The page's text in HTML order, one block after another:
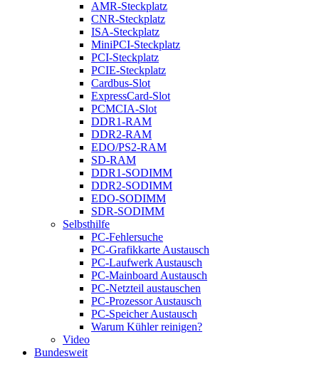
AMR-Steckplatz
CNR-Steckplatz
ISA-Steckplatz
MiniPCI-Steckplatz
PCI-Steckplatz
PCIE-Steckplatz
Cardbus-Slot
ExpressCard-Slot
PCMCIA-Slot
DDR1-RAM
DDR2-RAM
EDO/PS2-RAM
SD-RAM
DDR1-SODIMM
DDR2-SODIMM
EDO-SODIMM
SDR-SODIMM
Selbsthilfe
PC-Fehlersuche
PC-Grafikkarte Austausch
PC-Laufwerk Austausch
PC-Mainboard Austausch
PC-Netzteil austauschen
PC-Prozessor Austausch
PC-Speicher Austausch
Warum Kühler reinigen?
Video
Bundesweit